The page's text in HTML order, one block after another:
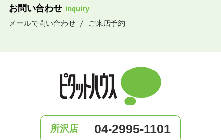
お問い合わせ inquiry
メールで問い合わせ
ご来店予約
所沢店 04-2995-1101